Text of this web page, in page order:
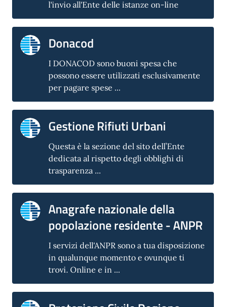
l'invio all'Ente delle istanze on-line
Donacod
I DONACOD sono buoni spesa che
possono essere utilizzati esclusivamente
per pagare spese ...
Gestione Rifiuti Urbani
Questa è la sezione del sito dell’Ente
dedicata al rispetto degli obblighi di
trasparenza ...
Anagrafe nazionale della
popolazione residente - ANPR
I servizi dell'ANPR sono a tua disposizione
in qualunque momento e ovunque ti
trovi. Online e in ...